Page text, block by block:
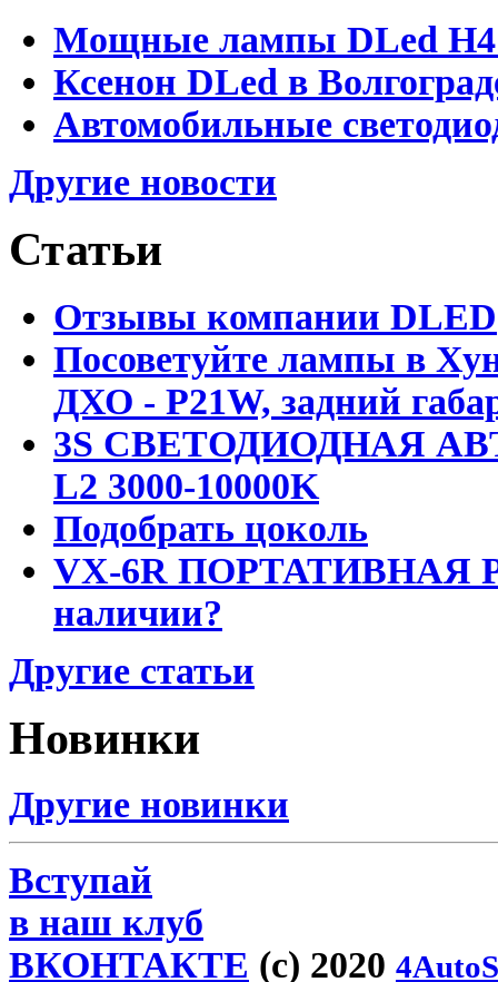
Мощные лампы DLed H4
Ксенон DLed в
Автомобильные
Другие новости
Статьи
Отзывы компании DLED
Посоветуйте лампы в
ДХО - P21W, задний
3S СВЕТОДИОДНАЯ
L2 3000-10000K
Подобрать цоколь
VX-6R ПОРТАТИВНАЯ
наличии?
Другие статьи
Новинки
Другие новинки
Вступай
в наш клуб
ВКОНТАКТЕ (c) 2020